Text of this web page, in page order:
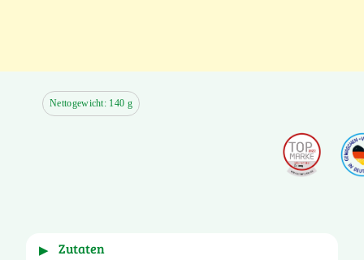
Nettogewicht: 140 g
Zutaten
▶